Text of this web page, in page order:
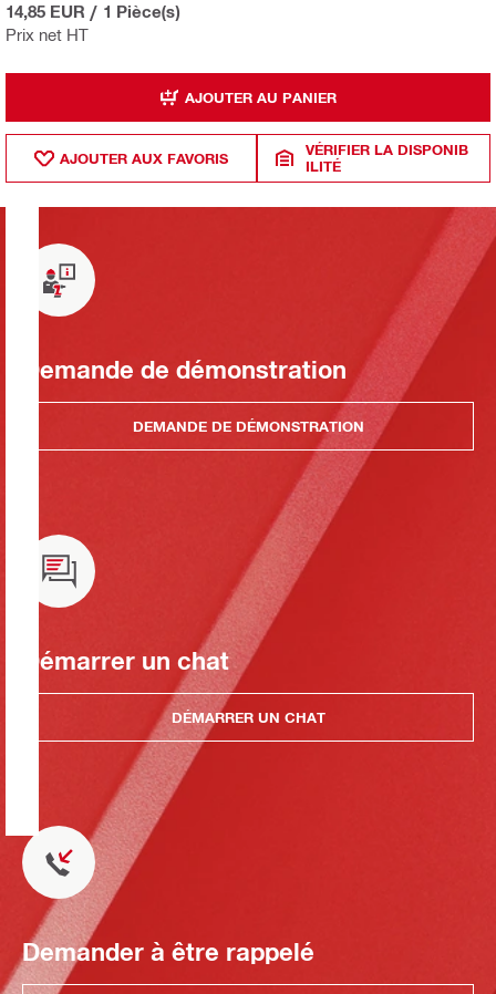
Prix net HT
14,85 EUR / 1 Pièce(s)
AJOUTER AU PANIER
AJOUTER AUX FAVORIS
VÉRIFIER LA DISPONIB
ILITÉ
Demande de démonstration
DEMANDE DE DÉMONSTRATION
Démarrer un chat
DÉMARRER UN CHAT
Demander à être rappelé